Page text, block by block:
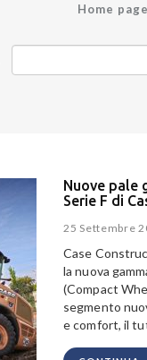
Home page
Nuove pale
Serie F di
25 Settembre
Case
la nuova
(Compact
segmento
e comfort, il